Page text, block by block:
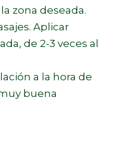
zona deseada.
Aplicar
de 2-3 veces al
a la hora de
buena